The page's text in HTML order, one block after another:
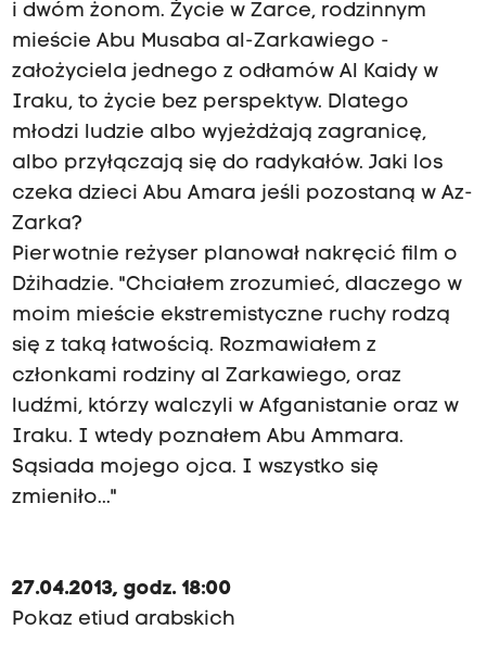
i dwóm żonom. Życie w Zarce, rodzinnym
mieście Abu Musaba al-Zarkawiego -
założyciela jednego z odłamów Al Kaidy w
Iraku, to życie bez perspektyw. Dlatego
młodzi ludzie albo wyjeżdżają zagranicę,
albo przyłączają się do radykałów. Jaki los
czeka dzieci Abu Amara jeśli pozostaną w Az-
Zarka?
Pierwotnie reżyser planował nakręcić film o
Dżihadzie. "Chciałem zrozumieć, dlaczego w
moim mieście ekstremistyczne ruchy rodzą
się z taką łatwością. Rozmawiałem z
członkami rodziny al Zarkawiego, oraz
ludźmi, którzy walczyli w Afganistanie oraz w
Iraku. I wtedy poznałem Abu Ammara.
Sąsiada mojego ojca. I wszystko się
zmieniło..."
27.04.2013, godz. 18:00
Pokaz etiud arabskich